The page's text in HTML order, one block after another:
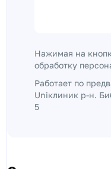
Нажимая на
обработку
Работает по
Uniклиник р-н.
5